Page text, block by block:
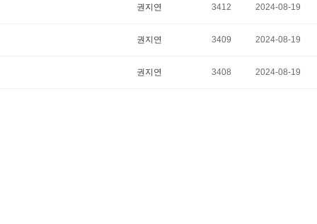
권지연 3412 2024-08-19
권지연 3409 2024-08-19
권지연 3408 2024-08-19